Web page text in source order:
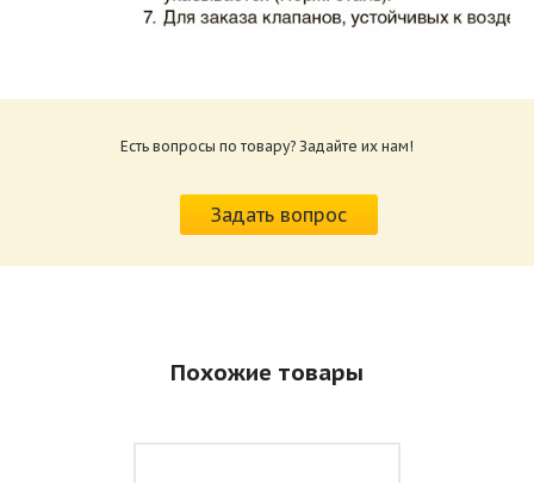
ВИНГС-М КЛОП-2.pdf
приводов КЛОП-2.pdf
Размер: 259.6 Кб
Есть вопросы по товару? Задайте их нам!
Задать вопрос
Похожие товары